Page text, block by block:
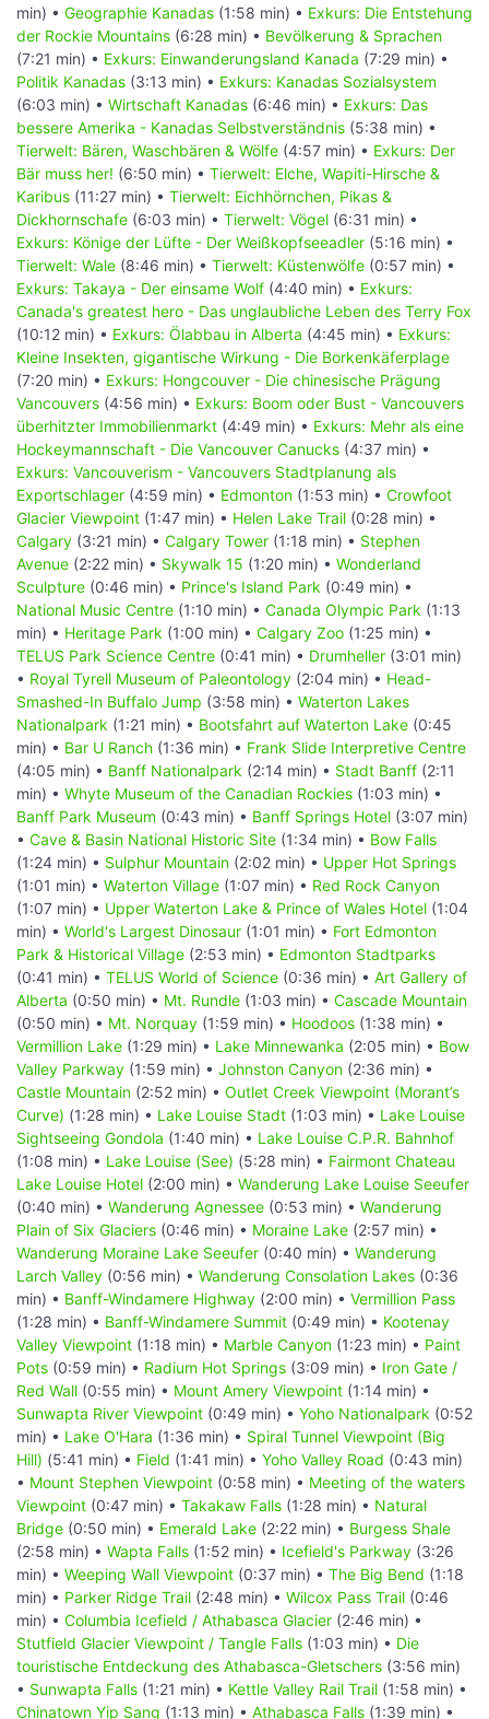
min) • Geographie Kanadas (1:58 min) • Exkurs: Die Entstehung
der Rockie Mountains (6:28 min) • Bevölkerung & Sprachen
(7:21 min) • Exkurs: Einwanderungsland Kanada (7:29 min) •
Politik Kanadas (3:13 min) • Exkurs: Kanadas Sozialsystem
(6:03 min) • Wirtschaft Kanadas (6:46 min) • Exkurs: Das
bessere Amerika - Kanadas Selbstverständnis (5:38 min) •
Tierwelt: Bären, Waschbären & Wölfe (4:57 min) • Exkurs: Der
Bär muss her! (6:50 min) • Tierwelt: Elche, Wapiti-Hirsche &
Karibus (11:27 min) • Tierwelt: Eichhörnchen, Pikas &
Dickhornschafe (6:03 min) • Tierwelt: Vögel (6:31 min) •
Exkurs: Könige der Lüfte - Der Weißkopfseeadler (5:16 min) •
Tierwelt: Wale (8:46 min) • Tierwelt: Küstenwölfe (0:57 min) •
Exkurs: Takaya - Der einsame Wolf (4:40 min) • Exkurs:
Canada's greatest hero - Das unglaubliche Leben des Terry Fox
(10:12 min) • Exkurs: Ölabbau in Alberta (4:45 min) • Exkurs:
Kleine Insekten, gigantische Wirkung - Die Borkenkäferplage
(7:20 min) • Exkurs: Hongcouver - Die chinesische Prägung
Vancouvers (4:56 min) • Exkurs: Boom oder Bust - Vancouvers
überhitzter Immobilienmarkt (4:49 min) • Exkurs: Mehr als eine
Hockeymannschaft - Die Vancouver Canucks (4:37 min) •
Exkurs: Vancouverism - Vancouvers Stadtplanung als
Exportschlager (4:59 min) • Edmonton (1:53 min) • Crowfoot
Glacier Viewpoint (1:47 min) • Helen Lake Trail (0:28 min) •
Calgary (3:21 min) • Calgary Tower (1:18 min) • Stephen
Avenue (2:22 min) • Skywalk 15 (1:20 min) • Wonderland
Sculpture (0:46 min) • Prince's Island Park (0:49 min) •
National Music Centre (1:10 min) • Canada Olympic Park (1:13
min) • Heritage Park (1:00 min) • Calgary Zoo (1:25 min) •
TELUS Park Science Centre (0:41 min) • Drumheller (3:01 min)
• Royal Tyrell Museum of Paleontology (2:04 min) • Head-
Smashed-In Buffalo Jump (3:58 min) • Waterton Lakes
Nationalpark (1:21 min) • Bootsfahrt auf Waterton Lake (0:45
min) • Bar U Ranch (1:36 min) • Frank Slide Interpretive Centre
(4:05 min) • Banff Nationalpark (2:14 min) • Stadt Banff (2:11
min) • Whyte Museum of the Canadian Rockies (1:03 min) •
Banff Park Museum (0:43 min) • Banff Springs Hotel (3:07 min)
• Cave & Basin National Historic Site (1:34 min) • Bow Falls
(1:24 min) • Sulphur Mountain (2:02 min) • Upper Hot Springs
(1:01 min) • Waterton Village (1:07 min) • Red Rock Canyon
(1:07 min) • Upper Waterton Lake & Prince of Wales Hotel (1:04
min) • World's Largest Dinosaur (1:01 min) • Fort Edmonton
Park & Historical Village (2:53 min) • Edmonton Stadtparks
(0:41 min) • TELUS World of Science (0:36 min) • Art Gallery of
Alberta (0:50 min) • Mt. Rundle (1:03 min) • Cascade Mountain
(0:50 min) • Mt. Norquay (1:59 min) • Hoodoos (1:38 min) •
Vermillion Lake (1:29 min) • Lake Minnewanka (2:05 min) • Bow
Valley Parkway (1:59 min) • Johnston Canyon (2:36 min) •
Castle Mountain (2:52 min) • Outlet Creek Viewpoint (Morant’s
Curve) (1:28 min) • Lake Louise Stadt (1:03 min) • Lake Louise
Sightseeing Gondola (1:40 min) • Lake Louise C.P.R. Bahnhof
(1:08 min) • Lake Louise (See) (5:28 min) • Fairmont Chateau
Lake Louise Hotel (2:00 min) • Wanderung Lake Louise Seeufer
(0:40 min) • Wanderung Agnessee (0:53 min) • Wanderung
Plain of Six Glaciers (0:46 min) • Moraine Lake (2:57 min) •
Wanderung Moraine Lake Seeufer (0:40 min) • Wanderung
Larch Valley (0:56 min) • Wanderung Consolation Lakes (0:36
min) • Banff-Windamere Highway (2:00 min) • Vermillion Pass
(1:28 min) • Banff-Windamere Summit (0:49 min) • Kootenay
Valley Viewpoint (1:18 min) • Marble Canyon (1:23 min) • Paint
Pots (0:59 min) • Radium Hot Springs (3:09 min) • Iron Gate /
Red Wall (0:55 min) • Mount Amery Viewpoint (1:14 min) •
Sunwapta River Viewpoint (0:49 min) • Yoho Nationalpark (0:52
min) • Lake O'Hara (1:36 min) • Spiral Tunnel Viewpoint (Big
Hill) (5:41 min) • Field (1:41 min) • Yoho Valley Road (0:43 min)
• Mount Stephen Viewpoint (0:58 min) • Meeting of the waters
Viewpoint (0:47 min) • Takakaw Falls (1:28 min) • Natural
Bridge (0:50 min) • Emerald Lake (2:22 min) • Burgess Shale
(2:58 min) • Wapta Falls (1:52 min) • Icefield's Parkway (3:26
min) • Weeping Wall Viewpoint (0:37 min) • The Big Bend (1:18
min) • Parker Ridge Trail (2:48 min) • Wilcox Pass Trail (0:46
min) • Columbia Icefield / Athabasca Glacier (2:46 min) •
Stutfield Glacier Viewpoint / Tangle Falls (1:03 min) • Die
touristische Entdeckung des Athabasca-Gletschers (3:56 min)
• Sunwapta Falls (1:21 min) • Kettle Valley Rail Trail (1:58 min) •
Chinatown Yip Sang (1:13 min) • Athabasca Falls (1:39 min) •